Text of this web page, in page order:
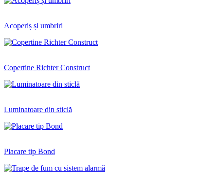
Acoperiș și umbriri
Copertine Richter Construct
Luminatoare din sticlă
Placare tip Bond